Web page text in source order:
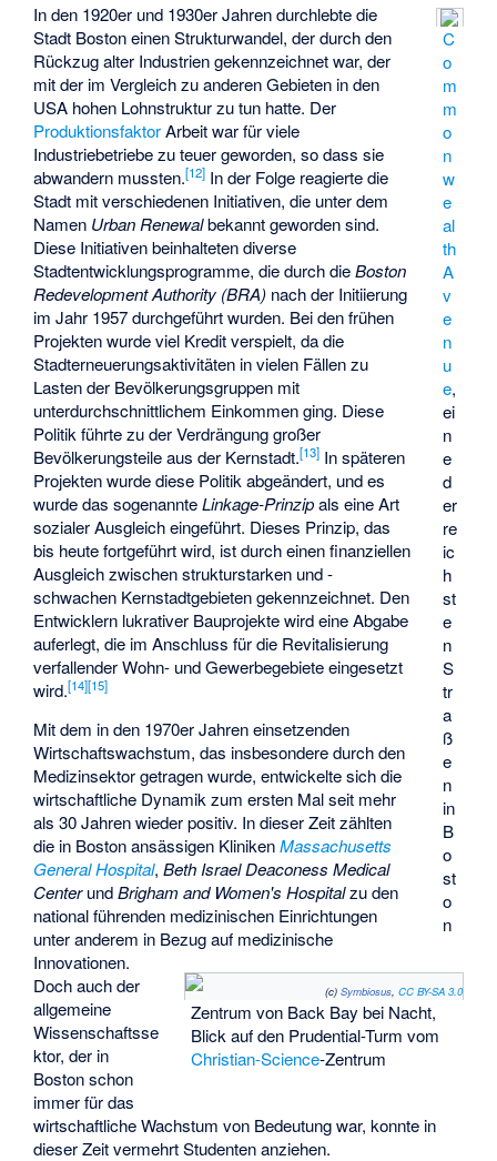
C
o
m
m
o
n
w
e
al
th
A
v
e
n
u
e,
ei
n
e
d
er
re
ic
h
st
e
n
S
tr
a
ß
e
n
in
B
o
st
o
n
In den 1920er und 1930er Jahren durchlebte die
Stadt Boston einen Strukturwandel, der durch den
Rückzug alter Industrien gekennzeichnet war, der
mit der im Vergleich zu anderen Gebieten in den
USA hohen Lohnstruktur zu tun hatte. Der
ProduktionsfaktorArbeit war für viele
Industriebetriebe zu teuer geworden, so dass sie
abwandern mussten.[12] In der Folge reagierte die
Stadt mit verschiedenen Initiativen, die unter dem
Namen Urban Renewalbekannt geworden sind.
Diese Initiativen beinhalteten diverse
Stadtentwicklungsprogramme, die durch dieBoston
Redevelopment Authority (BRA) nach der Initiierung
im Jahr 1957 durchgeführt wurden. Bei den frühen
Projekten wurde viel Kredit verspielt, da die
Stadterneuerungsaktivitäten in vielen Fällen zu
Lasten der Bevölkerungsgruppen mit
unterdurchschnittlichem Einkommen ging. Diese
Politik führte zu der Verdrängung großer
Bevölkerungsteile aus der Kernstadt.[13] In späteren
Projekten wurde diese Politik abgeändert, und es
wurde das sogenannteLinkage-Prinzipals eine Art
sozialer Ausgleich eingeführt. Dieses Prinzip, das
bis heute fortgeführt wird, ist durch einen finanziellen
Ausgleich zwischen strukturstarken und -
schwachen Kernstadtgebieten gekennzeichnet. Den
Entwicklern lukrativer Bauprojekte wird eine Abgabe
auferlegt, die im Anschluss für die Revitalisierung
verfallender Wohn- und Gewerbegebiete eingesetzt
wird.[14][15]
(c) Symbiosus, CC BY-SA 3.0
Zentrum von Back Bay bei Nacht,
Blick auf den Prudential-Turm vom
Christian-Science-Zentrum
Mit dem in den 1970er Jahren einsetzenden
Wirtschaftswachstum, das insbesondere durch den
Medizinsektor getragen wurde, entwickelte sich die
wirtschaftliche Dynamik zum ersten Mal seit mehr
als 30 Jahren wieder positiv. In dieser Zeit zählten
die in Boston ansässigen KlinikenMassachusetts
General Hospital,Beth Israel Deaconess Medical
CenterundBrigham and Women's Hospitalzu den
national führenden medizinischen Einrichtungen
unter anderem in Bezug auf medizinische
Innovationen.
Doch auch der
allgemeine
Wissenschaftsse
ktor, der in
Boston schon
immer für das
wirtschaftliche Wachstum von Bedeutung war, konnte in
dieser Zeit vermehrt Studenten anziehen.